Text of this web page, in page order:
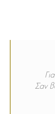
Σαν